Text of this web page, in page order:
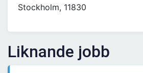
Stockholm, 11830
Liknande jobb